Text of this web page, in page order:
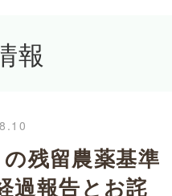
報
残留農薬基準
過報告とお詫